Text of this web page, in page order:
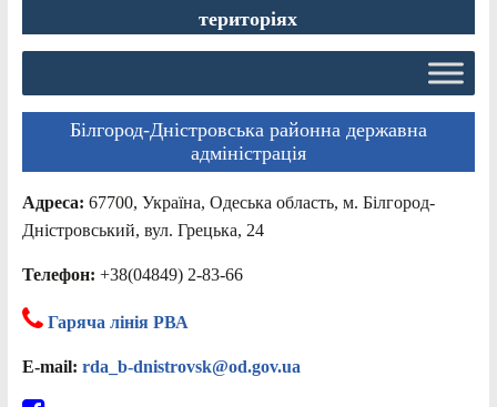
територіях
Білгород-Дністровська районна державна
адміністрація
Адреса: 67700, Україна, Одеська область, м. Білгород-
Дністровський, вул. Грецька, 24
Телефон: +38(04849) 2-83-66
Гаряча лінія РВА
E-mail: rda_b-dnistrovsk@od.gov.ua